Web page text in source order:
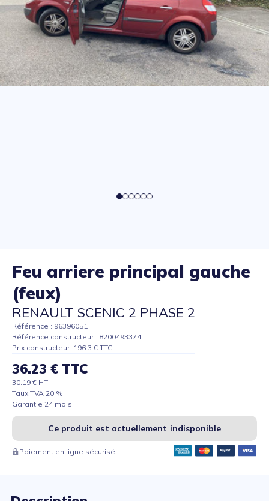
Feu arriere principal gauche
(feux)
RENAULT SCENIC 2 PHASE 2
Référence : 96396051
Référence constructeur : 8200493374
Prix constructeur: 196.3 € TTC
36.23 € TTC
30.19 € HT
Taux TVA 20 %
Garantie 24 mois
Ce produit est actuellement indisponible
Paiement en ligne sécurisé